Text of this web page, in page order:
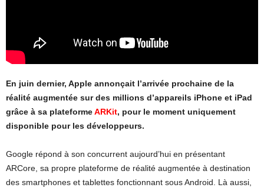
En juin dernier, Apple annonçait l’arrivée prochaine de la
réalité augmentée sur des millions d’appareils iPhone et iPad
grâce à sa plateformeARKit, pour le moment uniquement
disponible pour les développeurs.
Google répond à son concurrent aujourd’hui en présentant
ARCore, sa propre plateforme de réalité augmentée à destination
des smartphones et tablettes fonctionnant sous Android. Là aussi,